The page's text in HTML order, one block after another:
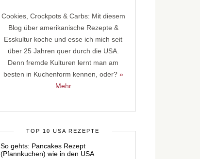
Cookies, Crockpots & Carbs: Mit diesem
Blog über amerikanische Rezepte &
Esskultur koche und esse ich mich seit
über 25 Jahren quer durch die USA.
Denn fremde Kulturen lernt man am
besten in Kuchenform kennen, oder? »
Mehr
TOP 10 USA REZEPTE
So gehts: Pancakes Rezept
(Pfannkuchen) wie in den USA